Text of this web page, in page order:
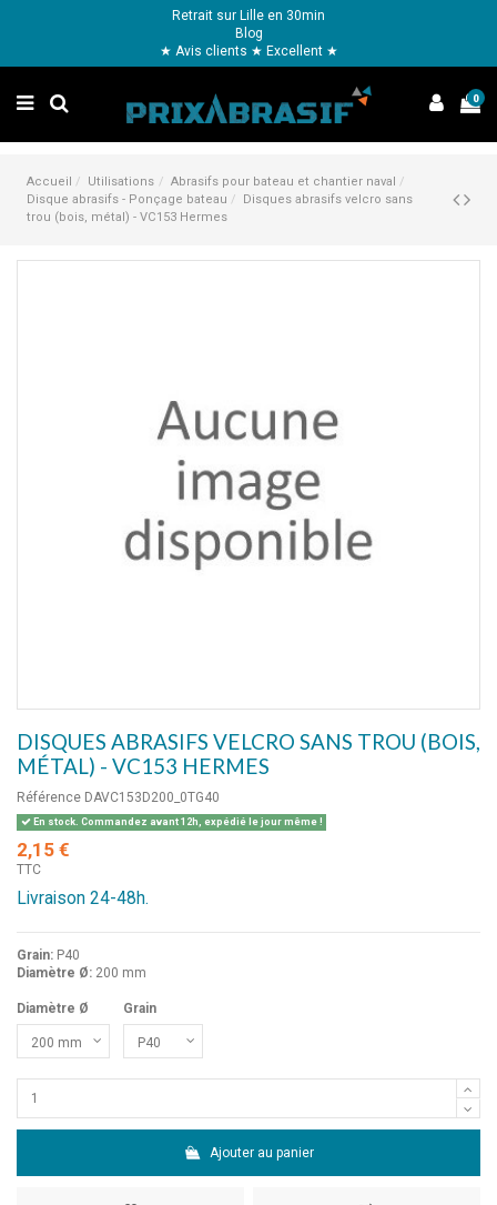
Retrait sur Lille en 30min
Blog
★ Avis clients ★ Excellent ★
0
Accueil Utilisations
Abrasifs pour bateau et chantier naval
Disque abrasifs - Ponçage bateau
Disques abrasifs velcro sans
trou (bois, métal) - VC153 Hermes
DISQUES ABRASIFS VELCRO SANS TROU (BOIS,
MÉTAL) - VC153 HERMES
Référence DAVC153D200_0TG40
En stock. Commandez avant 12h, expédié le jour même !
2,15 €
TTC
Livraison 24-48h.
Grain: P40
Diamètre Ø: 200 mm
Diamètre Ø Grain
Ajouter au panier